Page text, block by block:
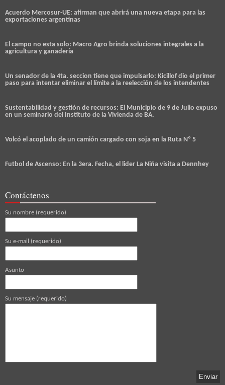
Acuerdo Mercosur-UE: afirman que abrirá una nueva etapa para las
exportaciones argentinas
El campo no esta solo: Macro Agro brinda soluciones integrales a la
agricultura y ganadería
Un senador de la 4ta. seccion tiene que impulsarlo: Kicillof dio el primer
paso para intentar eliminar el límite a la reelección de los intendentes
Sustentabilidad y gestión de recursos: El Municipio de 9 de Julio expuso
en un seminario del Instituto de la Vivienda de BA.
Volcó el acoplado de un camión cargado con soja en la Ruta Nº 5
Futbol de Ascenso: En la 3era. Fecha, el lider La Niña visita a Dennhey
Contáctenos
Su nombre (requerido)
Su e-mail (requerido)
Asunto
Su mensaje (requerido)